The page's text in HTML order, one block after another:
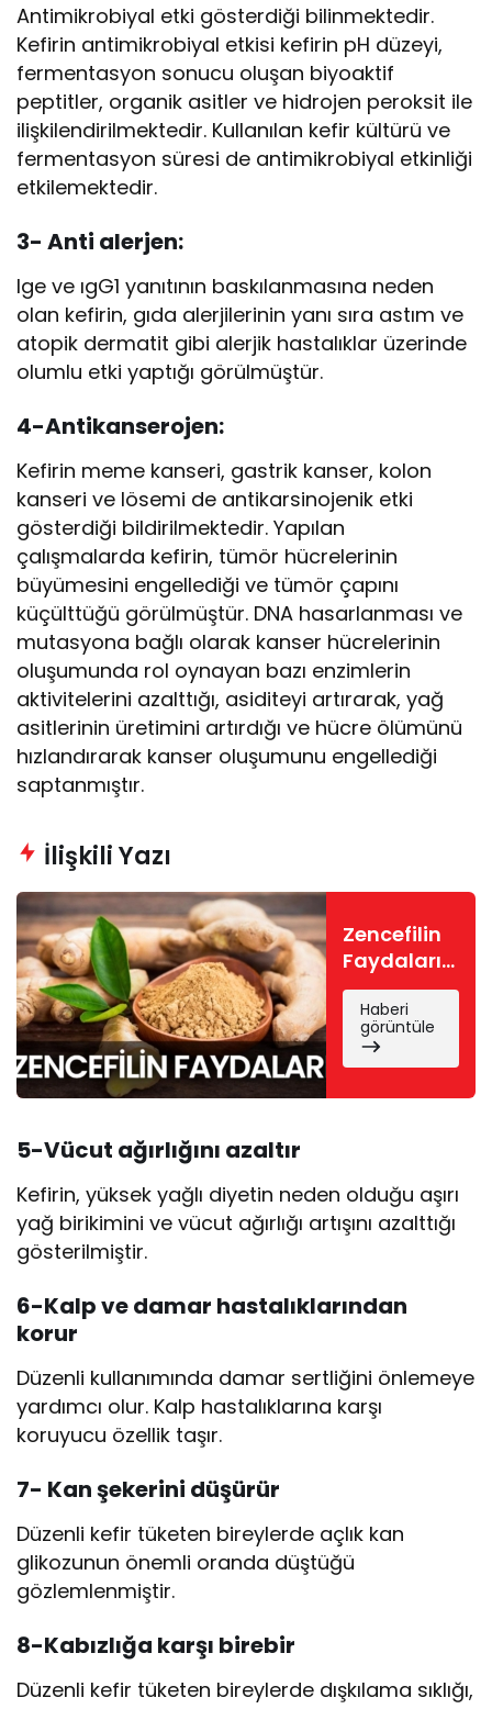
Antimikrobiyal etki gösterdiği bilinmektedir.
Kefirin antimikrobiyal etkisi kefirin pH düzeyi,
fermentasyon sonucu oluşan biyoaktif
peptitler, organik asitler ve hidrojen peroksit ile
ilişkilendirilmektedir. Kullanılan kefir kültürü ve
fermentasyon süresi de antimikrobiyal etkinliği
etkilemektedir.
3- Anti alerjen:
Ige ve ıgG1 yanıtının baskılanmasına neden
olan kefirin, gıda alerjilerinin yanı sıra astım ve
atopik dermatit gibi alerjik hastalıklar üzerinde
olumlu etki yaptığı görülmüştür.
4-Antikanserojen:
Kefirin meme kanseri, gastrik kanser, kolon
kanseri ve lösemi de antikarsinojenik etki
gösterdiği bildirilmektedir. Yapılan
çalışmalarda kefirin, tümör hücrelerinin
büyümesini engellediği ve tümör çapını
küçülttüğü görülmüştür. DNA hasarlanması ve
mutasyona bağlı olarak kanser hücrelerinin
oluşumunda rol oynayan bazı enzimlerin
aktivitelerini azalttığı, asiditeyi artırarak, yağ
asitlerinin üretimini artırdığı ve hücre ölümünü
hızlandırarak kanser oluşumunu engellediği
saptanmıştır.
İlişkili Yazı
Zencefilin
Faydaları
Nelerdir?
Haberi
görüntüle
5-Vücut ağırlığını azaltır
Kefirin, yüksek yağlı diyetin neden olduğu aşırı
yağ birikimini ve vücut ağırlığı artışını azalttığı
gösterilmiştir.
6-Kalp ve damar hastalıklarından
korur
Düzenli kullanımında damar sertliğini önlemeye
yardımcı olur. Kalp hastalıklarına karşı
koruyucu özellik taşır.
7- Kan şekerini düşürür
Düzenli kefir tüketen bireylerde açlık kan
glikozunun önemli oranda düştüğü
gözlemlenmiştir.
8-Kabızlığa karşı birebir
Düzenli kefir tüketen bireylerde dışkılama sıklığı,